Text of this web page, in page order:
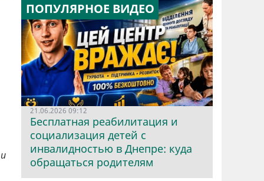
ПОПУЛЯРНОЕ ВИДЕО
21.06.2026 09:12
Бесплатная реабилитация и
социализация детей с
инвалидностью в Днепре: куда
обращаться родителям